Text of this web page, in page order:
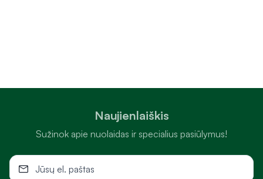
Naujienlaiškis
Sužinok apie nuolaidas ir specialius pasiūlymus!